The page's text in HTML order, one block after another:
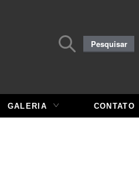
Pesquisar
por:Pesquisar
GALERIA CONTATO